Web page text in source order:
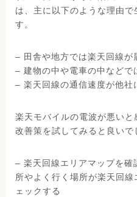
は、主に以下のような理由
す。
– 田舎や地方では楽天回線が
– 建物の中や電車の中などで
– 楽天回線の通信速度が他社
楽天モバイルの電波が悪い
改善策を試してみると良いで
– 楽天回線エリアマップを確
所やよく行く場所が楽天回
ェックする